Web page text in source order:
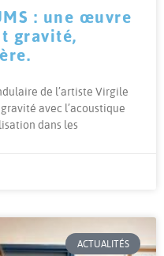
: une œuvre
gravité,
de l’artiste Virgile
avec l’acoustique
dans les
ACTUALITÉS